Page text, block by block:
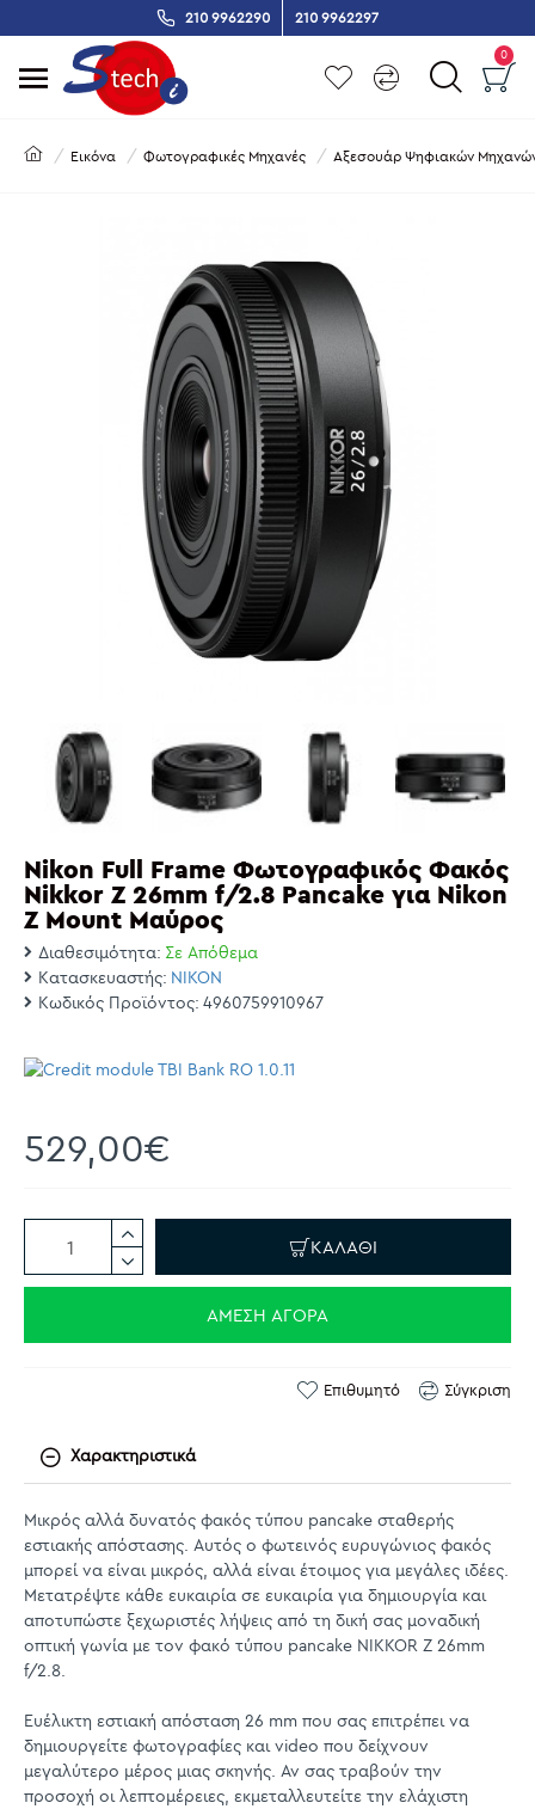
210 9962290 210 9962297
0
Εικόνα Φωτογραφικές Μηχανές Αξεσουάρ Ψηφιακών
Nikon Full Frame Φωτογραφικός Φακός
Nikkor Z 26mm f/2.8 Pancake για Nikon
Z Mount Μαύρος
Διαθεσιμότητα: Σε Απόθεμα
Κατασκευαστής: NIKON
Κωδικός Προϊόντος: 4960759910967
529,00€
ΚΑΛΆΘΙ
ΆΜΕΣΗ ΑΓΟΡΆ
Επιθυμητό Σύγκριση
Χαρακτηριστικά
Μικρός αλλά δυνατός φακός τύπου pancake σταθερής
εστιακής απόστασης. Αυτός ο φωτεινός ευρυγώνιος φακός
μπορεί να είναι μικρός, αλλά είναι έτοιμος για μεγάλες ιδέες.
Μετατρέψτε κάθε ευκαιρία σε ευκαιρία για δημιουργία και
αποτυπώστε ξεχωριστές λήψεις από τη δική σας μοναδική
οπτική γωνία με τον φακό τύπου pancake NIKKOR Z 26mm
f/2.8.
Ευέλικτη εστιακή απόσταση 26 mm που σας επιτρέπει να
δημιουργείτε φωτογραφίες και video που δείχνουν
μεγαλύτερο μέρος μιας σκηνής. Αν σας τραβούν την
προσοχή οι λεπτομέρειες, εκμεταλλευτείτε την ελάχιστη